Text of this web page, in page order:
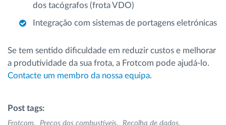
dos tacógrafos (frota VDO)
Integração com sistemas de portagens eletrónicas
Se tem sentido dificuldade em reduzir custos e melhorar
a produtividade da sua frota, a Frotcom pode ajudá-lo.
Contacte um membro da nossa equipa.
Post tags:
Frotcom Preços dos combustíveis
Recolha de dados